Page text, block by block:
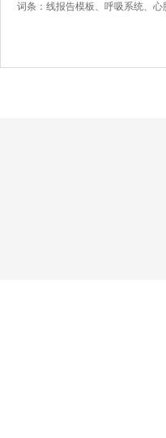
词条：线报告模板、呼吸系统、心